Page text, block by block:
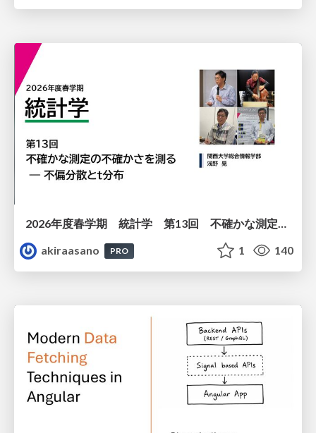
2026年度春学期 統計学 第13回 不確かな測定の不確かさを測る ― 不偏分散とt分布 (2026. 6. 25)
akiraasano
PRO 1 140